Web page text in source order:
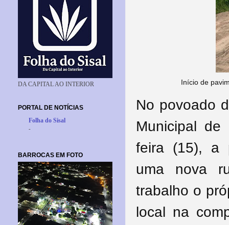
Início de
No povoado
Municipal de
feira (15), a
uma nova
trabalho o
local na
DA CAPITAL AO INTERIOR
PORTAL DE NOTÍCIAS
Folha do Sisal
-
BARROCAS EM FOTO